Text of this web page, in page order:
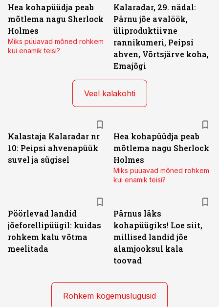
Hea kohapüüdja peab
mõtlema nagu Sherlock
Holmes
Miks püüavad mõned rohkem
kui enamik teisi?
Kalaradar, 29. nädal:
Pärnu jõe avalöök,
üliproduktiivne
rannikumeri, Peipsi
ahven, Võrtsjärve koha,
Emajõgi
Veel kalakohti
Kalastaja Kalaradar nr
10: Peipsi ahvenapüük
suvel ja sügisel
Hea kohapüüdja peab
mõtlema nagu Sherlock
Holmes
Miks püüavad mõned rohkem
kui enamik teisi?
Pöörlevad landid
jõeforellipüügil: kuidas
rohkem kalu võtma
meelitada
Pärnus läks
kohapüügiks! Loe siit,
millised landid jõe
alamjooksul kala
toovad
Rohkem kogemuslugusid